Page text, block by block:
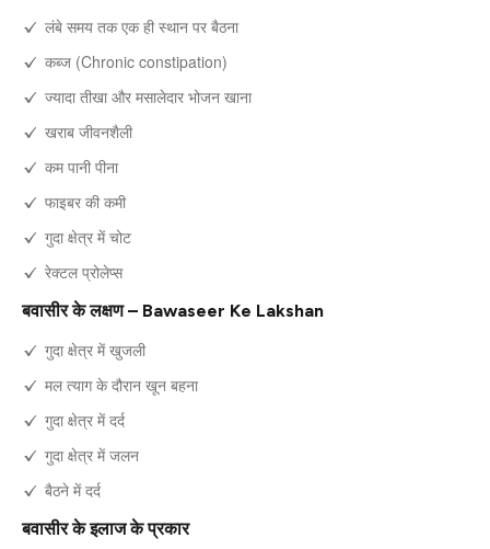
लंबे समय तक एक ही स्थान पर बैठना
कब्ज (Chronic constipation)
ज्यादा तीखा और मसालेदार भोजन खाना
खराब जीवनशैली
कम पानी पीना
फाइबर की कमी
गुदा क्षेत्र में चोट
रेक्टल प्रोलेप्स
बवासीर के लक्षण – Bawaseer Ke Lakshan
गुदा क्षेत्र में खुजली
मल त्याग के दौरान खून बहना
गुदा क्षेत्र में दर्द
गुदा क्षेत्र में जलन
बैठने में दर्द
बवासीर के इलाज के प्रकार